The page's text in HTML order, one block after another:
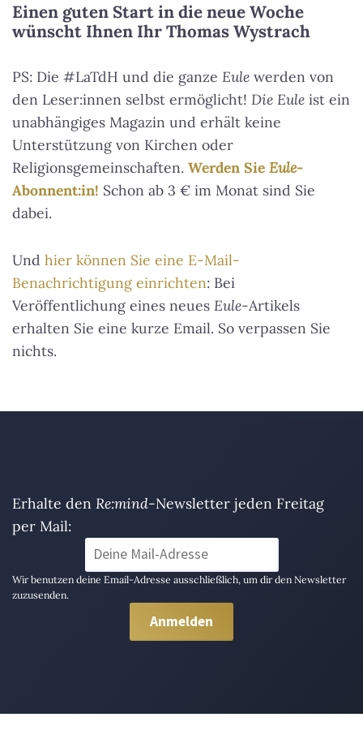
Einen guten Start in die neue Woche
wünscht Ihnen Ihr Thomas Wystrach
PS: Die #LaTdH und die ganze Eule werden von
den Leser:innen selbst ermöglicht! Die Eule ist ein
unabhängiges Magazin und erhält keine
Unterstützung von Kirchen oder
Religionsgemeinschaften. Werden Sie Eule-
Abonnent:in! Schon ab 3 € im Monat sind Sie
dabei.
Und hier können Sie eine E-Mail-
Benachrichtigung einrichten: Bei
Veröffentlichung eines neues Eule-Artikels
erhalten Sie eine kurze Email. So verpassen Sie
nichts.
Erhalte den Re:mind-Newsletter jeden Freitag
per Mail:
Wir benutzen deine Email-Adresse ausschließlich, um dir den Newsletter
zuzusenden.